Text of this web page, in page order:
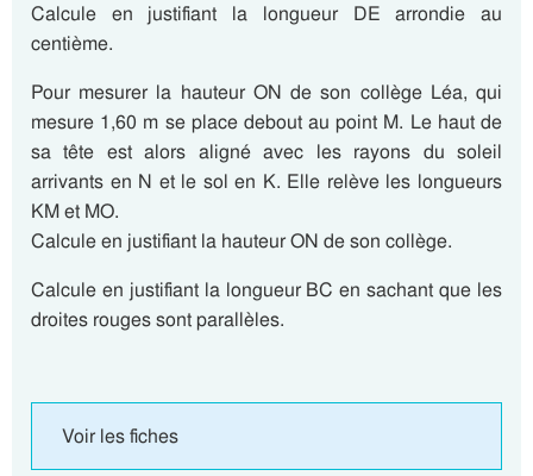
Calcule en justifiant la longueur DE arrondie au
centième.
Pour mesurer la hauteur ON de son collège Léa, qui
mesure 1,60 m se place debout au point M. Le haut de
sa tête est alors aligné avec les rayons du soleil
arrivants en N et le sol en K. Elle relève les longueurs
KM et MO.
Calcule en justifiant la hauteur ON de son collège.
Calcule en justifiant la longueur BC en sachant que les
droites rouges sont parallèles.
Voir les fiches